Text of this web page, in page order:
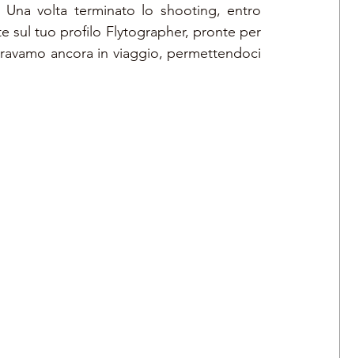
volta terminato lo shooting, entro
sul tuo profilo Flytographer, pronte per
ancora in viaggio, permettendoci